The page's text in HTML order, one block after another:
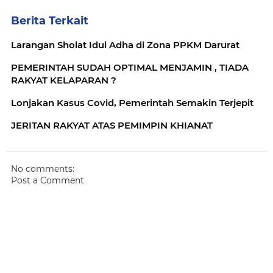
Berita Terkait
Larangan Sholat Idul Adha di Zona PPKM Darurat
PEMERINTAH SUDAH OPTIMAL MENJAMIN , TIADA
RAKYAT KELAPARAN ?
Lonjakan Kasus Covid, Pemerintah Semakin Terjepit
JERITAN RAKYAT ATAS PEMIMPIN KHIANAT
No comments:
Post a Comment